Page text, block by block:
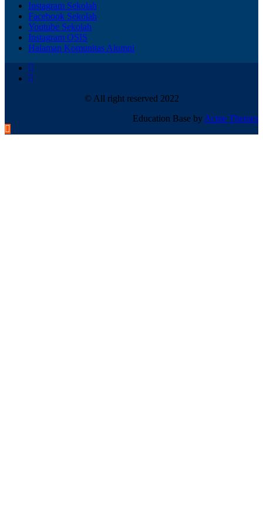
Instagram Sekolah
Facebook Sekolah
Youtube Sekolah
Instagram OSIS
Halaman Komunitas Alumni
© All right reserved 2022
Education Base by Acme Themes